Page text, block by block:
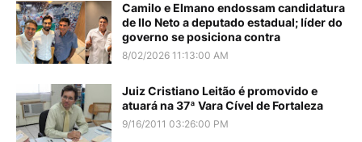
Camilo e Elmano endossam candidatura
de Ilo Neto a deputado estadual; líder do
governo se posiciona contra
8/02/2026 11:13:00 AM
Juiz Cristiano Leitão é promovido e
atuará na 37ª Vara Cível de Fortaleza
9/16/2011 03:26:00 PM